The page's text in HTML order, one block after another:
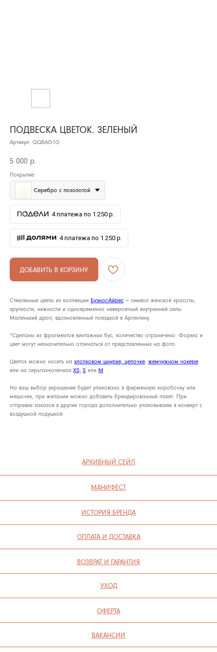
ПОДВЕСКА ЦВЕТОК. ЗЕЛЕНЫЙ
Артикул: QQBAG1G
5 000 р.
Покрытие
Серебро с позолотой
4 платежа по 1 250 р.
4 платежа по 1 250 р.
ДОБАВИТЬ В КОРЗИНУ
Стеклянные цветы из коллекции Буэнос-Айрес — символ женской красоты,
хрупкости, нежности и одновременно невероятный внутренней силы.
Маленький дроп, вдохновленный поездкой в Аргентину.
*Сделаны из фрагментов винтажных бус, количество ограничено. Форма и
цвет могут незначительно отличаться от представленных на фото.
Цветок можно носить на хлопковом шнурке, цепочке, жемчужном чокере
или на серьгах-колечках XS, S или M.
На ваш выбор украшение будет упаковано в фирменную коробочку или
мешочек, при желании можно добавить брендированный пакет. При
отправке заказов в другие города дополнительно упаковываем в конверт с
воздушной подушкой.
ОФЕРТА
ВАКАНСИИ
КОНТАКТЫ
ВОЗВРАТ И ГАРАНТИЯ
ОПЛАТА И ДОСТАВКА
ИСТОРИЯ БРЕНДА
АРХИВНЫЙ СЕЙЛ
Road
Возврат
Оферта
Вакансии